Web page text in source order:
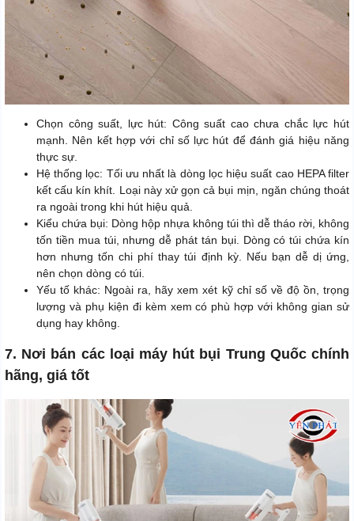
Chọn công suất, lực hút: Công suất cao chưa chắc lực hút
mạnh. Nên kết hợp với chỉ số lực hút để đánh giá hiệu năng
thực sự.
Hệ thống lọc: Tối ưu nhất là dòng lọc hiệu suất cao HEPA filter
kết cấu kín khít. Loại này xử gọn cả bụi mịn, ngăn chúng thoát
ra ngoài trong khi hút hiệu quả.
Kiểu chứa bụi: Dòng hộp nhựa không túi thì dễ tháo rời, không
tốn tiền mua túi, nhưng dễ phát tán bụi. Dòng có túi chứa kín
hơn nhưng tốn chi phí thay túi định kỳ. Nếu bạn dễ dị ứng,
nên chọn dòng có túi.
Yếu tố khác: Ngoài ra, hãy xem xét kỹ chỉ số về độ ồn, trọng
lượng và phụ kiện đi kèm xem có phù hợp với không gian sử
dụng hay không.
7. Nơi bán các loại máy hút bụi Trung Quốc chính
hãng, giá tốt